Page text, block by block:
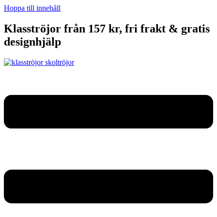
Hoppa till innehåll
Klasströjor från 157 kr, fri frakt & gratis
designhjälp